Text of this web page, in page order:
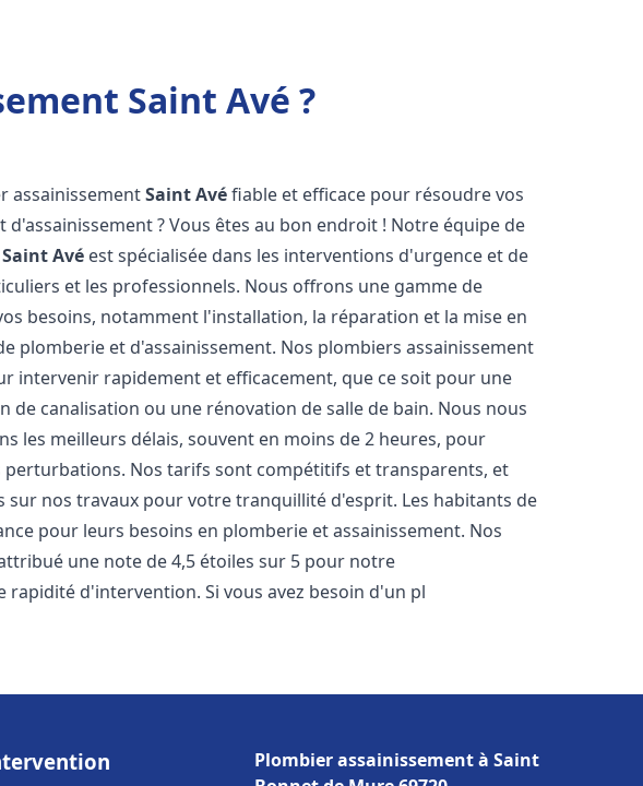
Saint Avé ?
assainissementSaint Avéfiable et efficace pour résoudre vos
? Vous êtes au bon endroit ! Notre équipe de
Saint Avé est spécialisée dans les interventions d'urgence et de
et les professionnels. Nous offrons une gamme de
besoins, notamment l'installation, la réparation et la mise en
plomberie et d'assainissement. Nos plombiers assainissement
intervenir rapidement et efficacement, que ce soit pour une
de canalisation ou une rénovation de salle de bain. Nous nous
les meilleurs délais, souvent en moins de 2 heures, pour
perturbations. Nos tarifs sont compétitifs et transparents, et
sur nos travaux pour votre tranquillité d'esprit. Les habitants de
pour leurs besoins en plomberie et assainissement. Nos
une note de 4,5 étoiles sur 5 pour notre
d'intervention. Si vous avez besoin d'un pl
Plombier assainissement à Saint